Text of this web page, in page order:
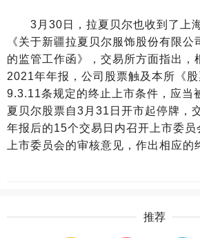
3月30日，拉夏贝尔也收到了上
《关于新疆拉夏贝尔服饰股份有限公
的监管工作函》，交易所方面指出，
2021年年报，公司股票触及本所《
9.3.11条规定的终止上市条件，应当
夏贝尔股票自3月31日开市起停牌，
年报后的15个交易日内召开上市委
上市委员会的审核意见，作出相应的
推荐